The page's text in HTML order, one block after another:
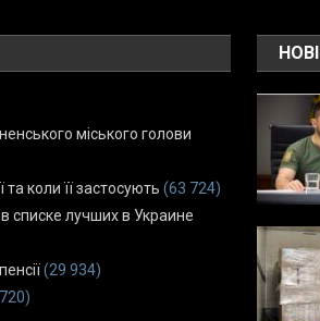
міського голови
коли її застосують (63 724)
списке лучших в Украине
(29 934)
НОВІ